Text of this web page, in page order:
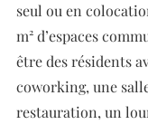
seul ou en
m² d’espaces
être des résidents
coworking, une
restauration, un